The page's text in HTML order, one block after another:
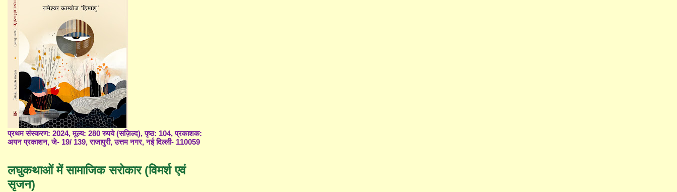
प्रथम संस्करण: 2024, मूल्य: 280 रुपये (सज़िल्द), पृष्ठ: 104, प्रकाशक:
अयन प्रकाशन, जे- 19/ 139, राजापुरी, उत्तम नगर, नई दिल्ली- 110059
लघुकथाओं में सामाजिक सरोकार (विमर्श एवं
सृजन)